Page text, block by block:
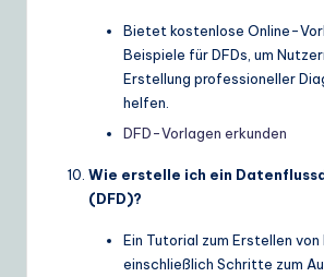
Bietet kostenlose Online-
Beispiele für DFDs, um
Erstellung professioneller
helfen.
DFD-Vorlagen erkunden
Wie erstelle ich ein
(DFD)?
Ein Tutorial zum Erstellen von
einschließlich Schritte zum